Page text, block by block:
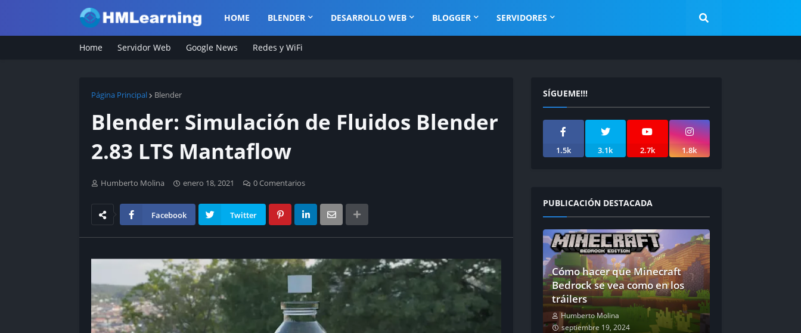
HOME BLENDER DESARROLLO WEB BLOGGER SERVIDORES
Home Servidor Web Google News Redes y WiFi
Página Principal Blender
Blender: Simulación de Fluidos Blender
2.83 LTS Mantaflow
Humberto Molina enero 18, 2021 0 Comentarios
Facebook Twitter
SÍGUEME!!!
1.5k 3.1k 2.7k 1.8k
PUBLICACIÓN DESTACADA
Cómo hacer que Minecraft
Bedrock se vea como en los
tráilers
Humberto Molina
septiembre 19, 2024